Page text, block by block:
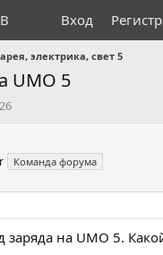
Вход
электрика, свет 5
UMO 5
Команда форума
на UMO 5.